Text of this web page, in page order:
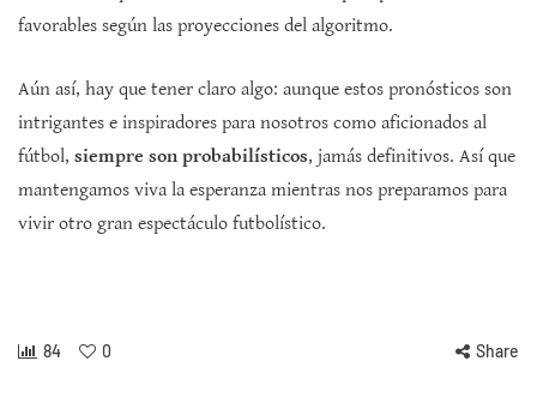
favorables según las proyecciones del algoritmo.
Aún así, hay que tener claro algo: aunque estos pronósticos son
intrigantes e inspiradores para nosotros como aficionados al
fútbol, siempre son probabilísticos, jamás definitivos. Así que
mantengamos viva la esperanza mientras nos preparamos para
vivir otro gran espectáculo futbolístico.
84 0 Share